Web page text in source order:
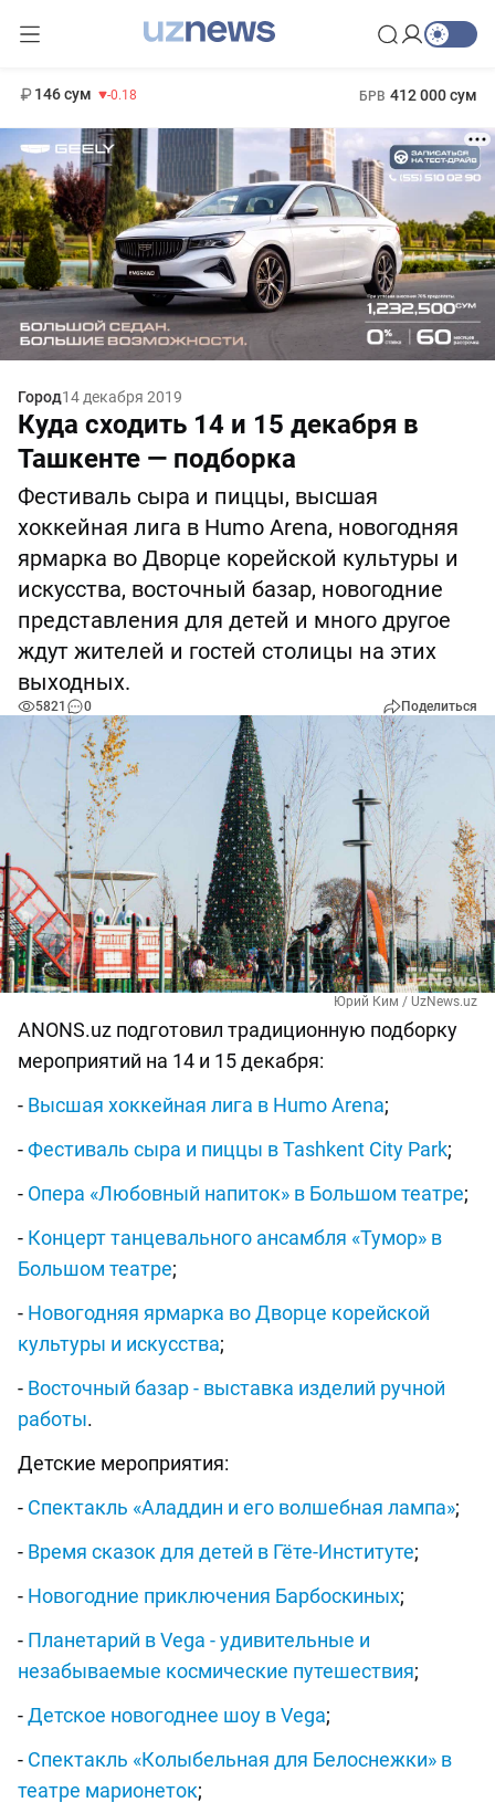
146 сум -0.18 БРВ 412 000 сум
Город14 декабря 2019
Куда сходить 14 и 15 декабря в
Ташкенте — подборка
Фестиваль сыра и пиццы, высшая
хоккейная лига в Humo Arena, новогодняя
ярмарка во Дворце корейской культуры и
искусства, восточный базар, новогодние
представления для детей и много другое
ждут жителей и гостей столицы на этих
выходных.
5821 0 Поделиться
Юрий Ким / UzNews.uz
ANONS.uz подготовил традиционную подборку
мероприятий на 14 и 15 декабря:
- Высшая хоккейная лига в Humo Arena;
-Фестиваль сыра и пиццы в Tashkent City Park;
- Опера «Любовный напиток» в Большом театре;
- Концерт танцевального ансамбля «Тумор» в
Большом театре;
- Новогодняя ярмарка во Дворце корейской
культуры и искусства;
- Восточный базар - выставка изделий ручной
работы.
Детские мероприятия:
- Спектакль «Аладдин и его волшебная лампа»;
- Время сказок для детей в Гёте-Институте;
- Новогодние приключения Барбоскиных;
- Планетарий в Vega - удивительные и
незабываемые космические путешествия;
-Детское новогоднее шоу в Vega;
- Спектакль «Колыбельная для Белоснежки» в
театре марионеток;